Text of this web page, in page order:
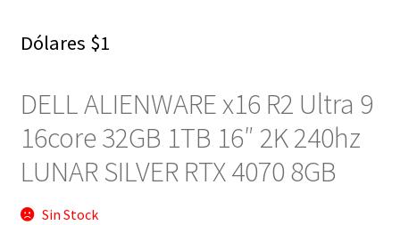
Dólares $1
DELL ALIENWARE x16 R2 Ultra 9
16core 32GB 1TB 16″ 2K 240hz
LUNAR SILVER RTX 4070 8GB
Sin Stock